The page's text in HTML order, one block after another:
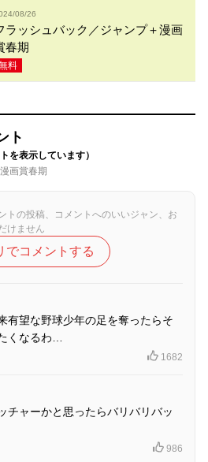
08/26
ラッシュバック／ジャンプ＋漫画
春期
料
ト
を表示しています）
画賞春期
トの投稿、コメントへのいいジャン、お
けません
でコメントする
有望な野球少年の足を奪ったらそ
くなるわ…
1682
チャーかと思ったらバリバリバッ
986